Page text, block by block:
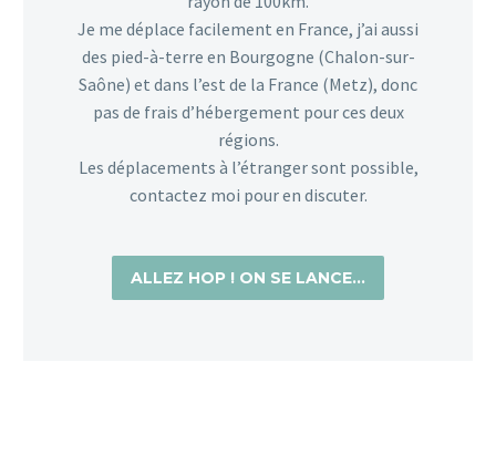
Je me déplace facilement en France, j’ai aussi
des pied-à-terre en Bourgogne (Chalon-sur-
Saône) et dans l’est de la France (Metz), donc
pas de frais d’hébergement pour ces deux
régions.
Les déplacements à l’étranger sont possible,
contactez moi pour en discuter.
ALLEZ HOP ! ON SE LANCE…